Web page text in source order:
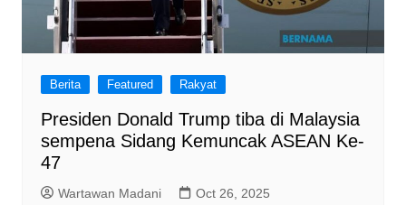
Berita Featured Rakyat
Presiden Donald Trump tiba di Malaysia
sempena Sidang Kemuncak ASEAN Ke-
47
Wartawan Madani Oct 26, 2025